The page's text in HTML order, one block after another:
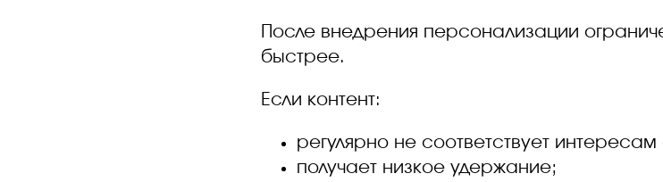
После внедрения персонализации
быстрее.
Если контент:
регулярно не соответствует интересам
получает низкое удержание;